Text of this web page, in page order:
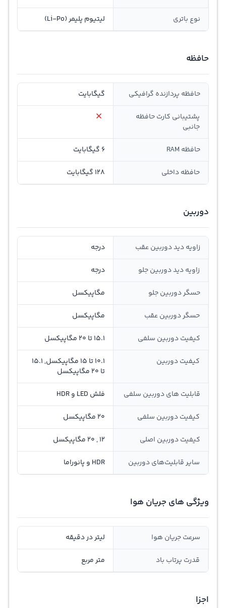
نوع باتری لیتیوم پلیمر (Li-Po)
حافظه
حافظه پردازنده گرافیکی گیگابایت
پشتیبانی کارت حافظه
جانبی
حافظه RAM 6 گیگابایت
حافظه داخلی 128 گیگابایت
دوربین
زاویه دید دوربین عقب درجه
زاویه دید دوربین جلو درجه
حسگر دوربین جلو مگاپیکسل
حسگر دوربین عقب مگاپیکسل
کیفیت دوربین سلفی 15.1 تا 20 مگاپیکسل
کیفیت دوربین
10.1 تا 15 مگاپیکسل, 15.1
تا 20 مگاپیکسل
قابلیت های دوربین سلفی فلش LED و HDR
کیفیت دوربین سلفی 20 مگاپیکسل
کیفیت دوربین اصلی 12 , 20 مگاپیکسل
سایر قابلیت‌های دوربین HDR و پانوراما
ویژگی های جریان هوا
سرعت جریان هوا لیتر در دقیقه
قدرت پرتاب باد متر مربع
اجزا